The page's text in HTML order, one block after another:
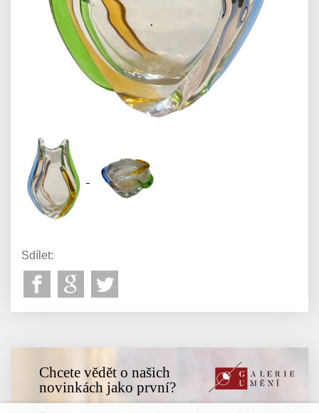
Sdílet:
Chcete vědět o našich
novinkách jako první?